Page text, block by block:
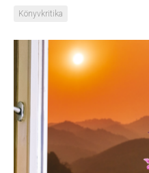
Könyveim
Rólam
Könyvkritika